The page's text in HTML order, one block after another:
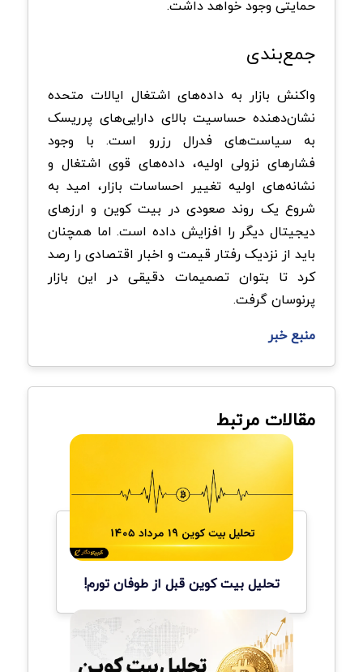
حمایتی وجود خواهد داشت.
جمع‌بندی
واکنش بازار به داده‌های اشتغال ایالات متحده
نشان‌دهنده حساسیت بالای دارایی‌های پرریسک
به سیاست‌های فدرال رزرو است. با وجود
فشارهای نزولی اولیه، داده‌های قوی اشتغال و
نشانه‌های اولیه تغییر احساسات بازار، امید به
شروع یک روند صعودی در بیت کوین و ارزهای
دیجیتال دیگر را افزایش داده است. اما همچنان
باید از نزدیک رفتار قیمت و اخبار اقتصادی را رصد
کرد تا بتوان تصمیمات دقیقی در این بازار
پرنوسان گرفت.
منبع خبر
مقالات مرتبط
تحلیل بیت کوین قبل از طوفان تورم!